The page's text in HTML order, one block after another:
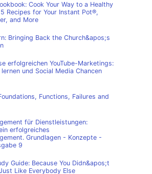
Cook Your Way to a Healthy
Recipes for Your Instant Pot®,
and More
Bringing Back the Church&apos;s
erfolgreichen YouTube-Marketings:
lernen und Social Media Chancen
Functions, Failures and
für Dienstleistungen:
erfolgreiches
Grundlagen - Konzepte -
9
Guide: Because You Didn&apos;t
Like Everybody Else